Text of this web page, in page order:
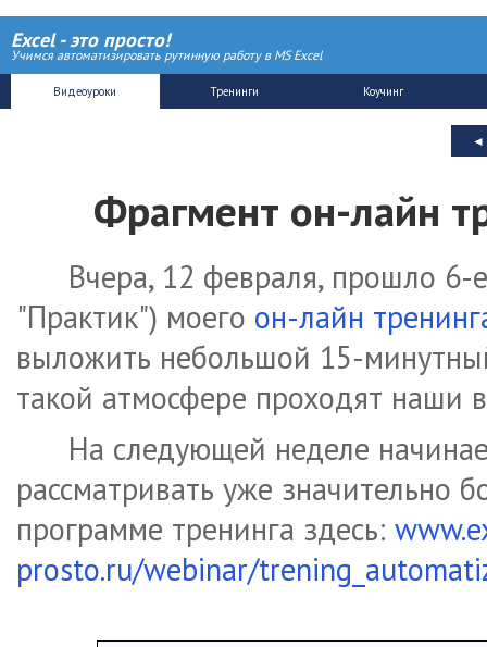
Excel - это просто!
Учимся автоматизировать рутинную работу в MS Excel
Фрагмент он-лайн
Вчера, 12 февраля, прошло 6-
"Практик") моего он-лайн
выложить небольшой 15-
такой атмосфере проходят наши
На следующей неделе
рассматривать уже значительно
программе тренинга здесь:
prosto.ru/webinar/